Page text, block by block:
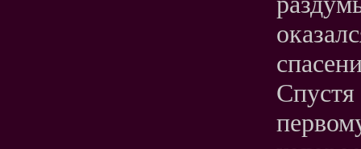
Спустя